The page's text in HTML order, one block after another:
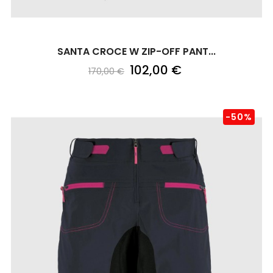
SANTA CROCE W ZIP-OFF PANT...
170,00 € 102,00 €
-50%